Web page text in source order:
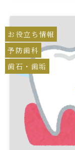
お役立ち情報
予防歯科
歯石・歯垢